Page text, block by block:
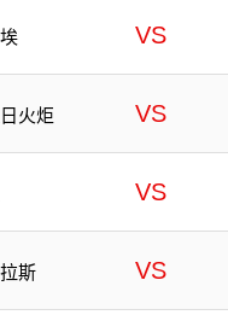
VS
火炬 VS
VS
斯 VS